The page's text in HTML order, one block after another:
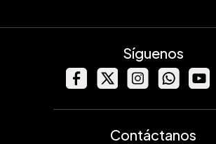
Síguenos
Contáctanos